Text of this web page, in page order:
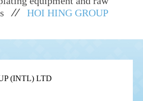
HOI HING GROUP
(INTL) LTD